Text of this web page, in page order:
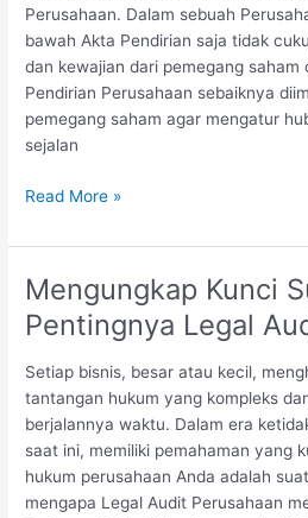
Perusahaan. Dalam sebuah
bawah Akta Pendirian saja tidak
dan kewajian dari pemegang saham
Pendirian Perusahaan sebaiknya
pemegang saham agar mengatur
sejalan
Shareholders
(Perjanjian
Saham)
Read More »
Mengungkap Kunci
Pentingnya Legal
Setiap bisnis, besar atau kecil,
tantangan hukum yang kompleks
berjalannya waktu. Dalam era
saat ini, memiliki pemahaman yang
hukum perusahaan Anda adalah
mengapa Legal Audit Perusahaan